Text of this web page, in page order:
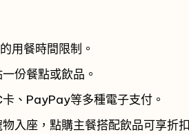
用餐時間限制。
份餐點或飲品。
、PayPay等多種電子支付。
入座，點購主餐搭配飲品可享折